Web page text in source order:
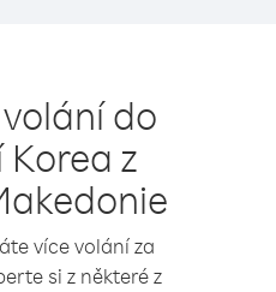
do
Korea z
více volání za
si z některé z